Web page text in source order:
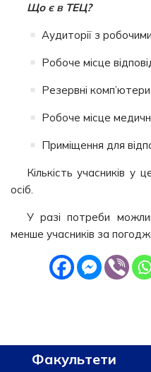
Що є в ТЕЦ?
Аудиторії з
Робоче місце
Резервні
Робоче місце
Приміщення для
Кількість учасників
осіб.
У разі потреби
менше учасників за
Факультети